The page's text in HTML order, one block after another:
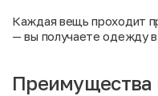
Каждая вещь проходит
— вы получаете одежду в
Преимущества